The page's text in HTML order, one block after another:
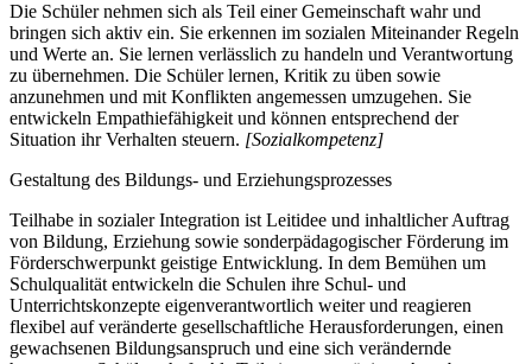
Die Schüler nehmen sich als Teil einer Gemeinschaft wahr und
bringen sich aktiv ein. Sie erkennen im sozialen Miteinander Regeln
und Werte an. Sie lernen verlässlich zu handeln und Verantwortung
zu übernehmen. Die Schüler lernen, Kritik zu üben sowie
anzunehmen und mit Konflikten angemessen umzugehen. Sie
entwickeln Empathiefähigkeit und können entsprechend der
Situation ihr Verhalten steuern. [Sozialkompetenz]
Gestaltung des Bildungs- und Erziehungsprozesses
Teilhabe in sozialer Integration ist Leitidee und inhaltlicher Auftrag
von Bildung, Erziehung sowie sonderpädagogischer Förderung im
Förderschwerpunkt geistige Entwicklung. In dem Bemühen um
Schulqualität entwickeln die Schulen ihre Schul- und
Unterrichtskonzepte eigenverantwortlich weiter und reagieren
flexibel auf veränderte gesellschaftliche Herausforderungen, einen
gewachsenen Bildungsanspruch und eine sich verändernde